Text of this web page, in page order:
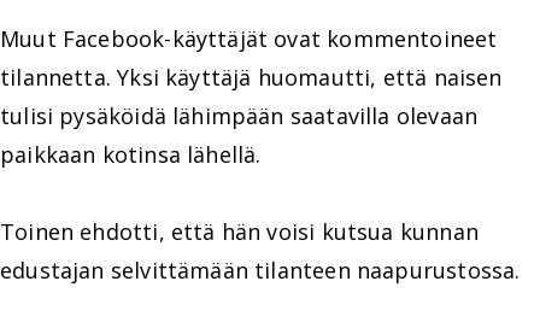
Muut Facebook-käyttäjät ovat kommentoineet
tilannetta. Yksi käyttäjä huomautti, että naisen
tulisi pysäköidä lähimpään saatavilla olevaan
paikkaan kotinsa lähellä.
Toinen ehdotti, että hän voisi kutsua kunnan
edustajan selvittämään tilanteen naapurustossa.